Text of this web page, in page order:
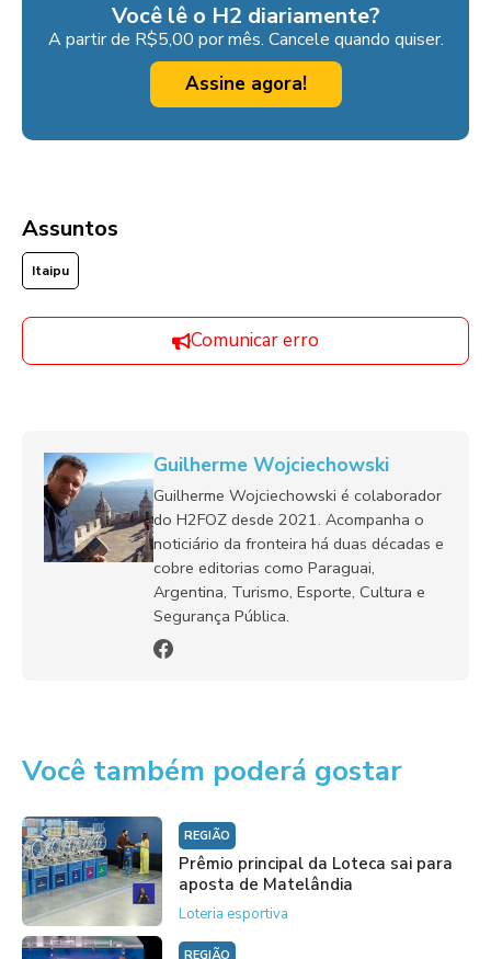
Você lê o H2 diariamente?
A partir de R$5,00 por mês. Cancele quando quiser.
Assine agora!
Assuntos
Itaipu
Comunicar erro
Guilherme Wojciechowski
Guilherme Wojciechowski é colaborador
do H2FOZ desde 2021. Acompanha o
noticiário da fronteira há duas décadas e
cobre editorias como Paraguai,
Argentina, Turismo, Esporte, Cultura e
Segurança Pública.
Você também poderá gostar
REGIÃO
Prêmio principal da Loteca sai para
aposta de Matelândia
Loteria esportiva
REGIÃO